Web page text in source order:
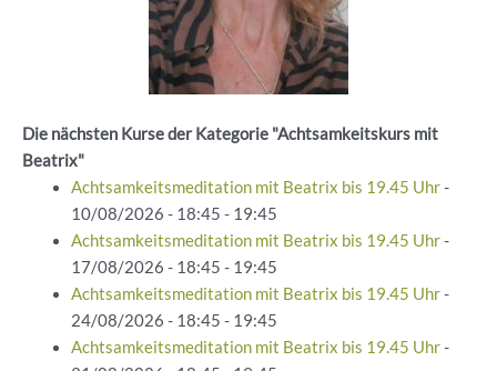
Die nächsten Kurse der Kategorie "Achtsamkeitskurs mit
Beatrix"
Achtsamkeitsmeditation mit Beatrix bis 19.45 Uhr-
10/08/2026 - 18:45 - 19:45
Achtsamkeitsmeditation mit Beatrix bis 19.45 Uhr-
17/08/2026 - 18:45 - 19:45
Achtsamkeitsmeditation mit Beatrix bis 19.45 Uhr-
24/08/2026 - 18:45 - 19:45
Achtsamkeitsmeditation mit Beatrix bis 19.45 Uhr-